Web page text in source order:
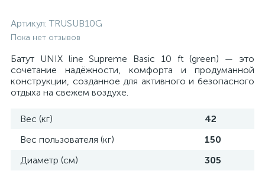
Артикул:TRUSUB10G
Пока нет отзывов
Батут UNIX line Supreme Basic 10 ft (green) — это
сочетание надёжности, комфорта и продуманной
конструкции, созданное для активного и безопасного
отдыха на свежем воздухе.
Вес (кг)
42
Вес пользователя (кг)
150
Диаметр (см)
305